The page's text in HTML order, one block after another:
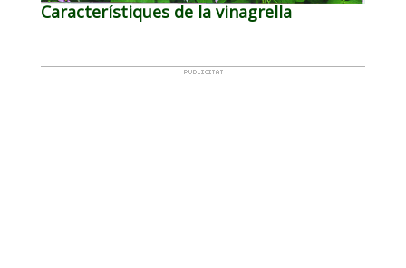
Característiques de la vinagrella